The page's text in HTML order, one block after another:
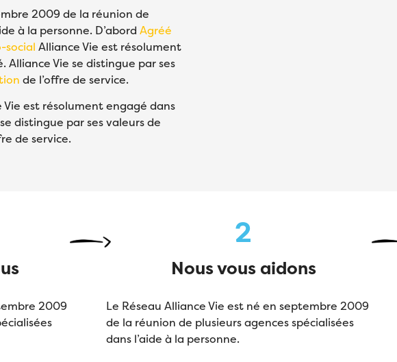
2009 de la réunion de
à la personne. D’abord Agréé
social Alliance Vie est résolument
Vie se distingue par ses
de l’offre de service.
Vie est résolument engagé dans
distingue par ses valeurs de
de service.
2009
2
Nous vous aidons
Le Réseau Alliance Vie est né en septembre 2009
de la réunion de plusieurs agences spécialisées
dans l’aide à la personne.